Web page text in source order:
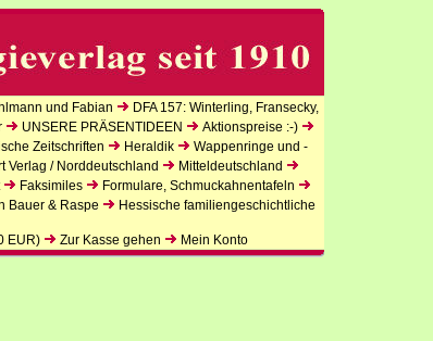
und Fabian
DFA 157: Winterling, Fransecky,
UNSERE PRÄSENTIDEEN
Aktionspreise :-)
Zeitschriften Heraldik
Wappenringe und -
Verlag / Norddeutschland
Mitteldeutschland
Faksimiles
Formulare, Schmuckahnentafeln
Bauer & Raspe
Hessische familiengeschichtliche
EUR) Zur Kasse gehen Mein Konto